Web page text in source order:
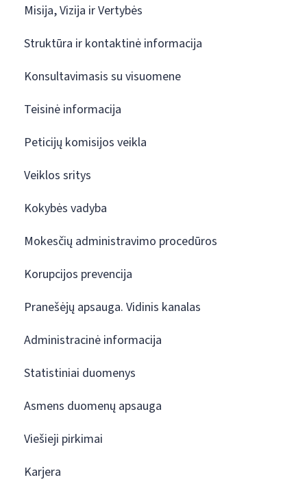
Misija, Vizija ir Vertybės
Struktūra ir kontaktinė informacija
Konsultavimasis su visuomene
Teisinė informacija
Peticijų komisijos veikla
Veiklos sritys
Kokybės vadyba
Mokesčių administravimo procedūros
Korupcijos prevencija
Pranešėjų apsauga. Vidinis kanalas
Administracinė informacija
Statistiniai duomenys
Asmens duomenų apsauga
Viešieji pirkimai
Karjera